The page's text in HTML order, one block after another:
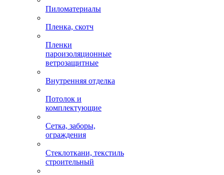
Пиломатериалы
Пленка, скотч
Пленки
пароизоляционные
ветрозащитные
Внутренняя отделка
Потолок и
комплектующие
Сетка, заборы,
ограждения
Стеклоткани, текстиль
строительный